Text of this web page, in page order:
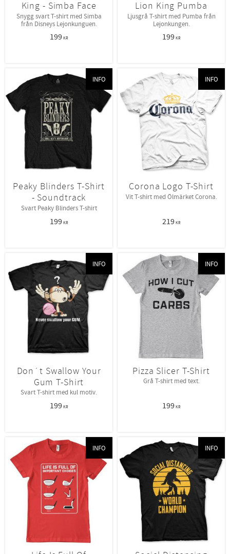
King - Simba Face
Snygg svart T-shirt med Simba
från Disneys Lejonkunguen.
199KR
Lion King Pumba
Ljusgrå T-shirt med Pumba från
Lejonkungen.
199KR
Peaky Blinders T-Shirt
- Soundtrack
Svart Peaky Blinders T-shirt
199KR
INFO
Corona Logo T-Shirt
Vit T-shirt med Ölmärket Corona.
219KR
INFO
Don´t Swallow Your
Gum T-Shirt
Svart T-shirt med kul motiv.
199KR
INFO
Pizza Slicer T-Shirt
Grå T-shirt med text.
199KR
INFO
INFO INFO